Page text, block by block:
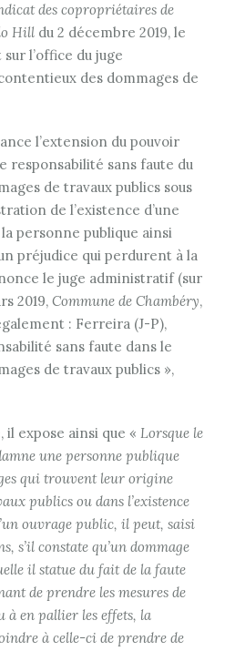
des copropriétaires de
Hill du 2 décembre 2019, le
l’office du juge
des dommages de
l’extension du pouvoir
responsabilité sans faute du
de travaux publics sous
de l’existence d’une
personne publique ainsi
préjudice qui perdurent à la
le juge administratif (sur
2019, Commune de Chambéry,
: Ferreira (J-P),
sans faute dans le
de travaux publics »,
expose ainsi que « Lorsque le
une personne publique
qui trouvent leur origine
publics ou dans l’existence
ouvrage public, il peut, saisi
s’il constate qu’un dommage
il statue du fait de la faute
de prendre les mesures de
en pallier les effets, la
à celle-ci de prendre de